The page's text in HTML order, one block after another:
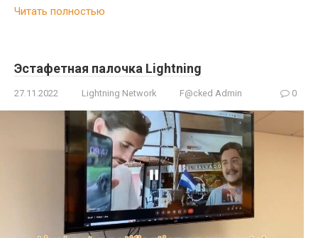
Читать полностью
Эстафетная палочка Lightning
27.11.2022 Lightning Network F@cked Admin 0